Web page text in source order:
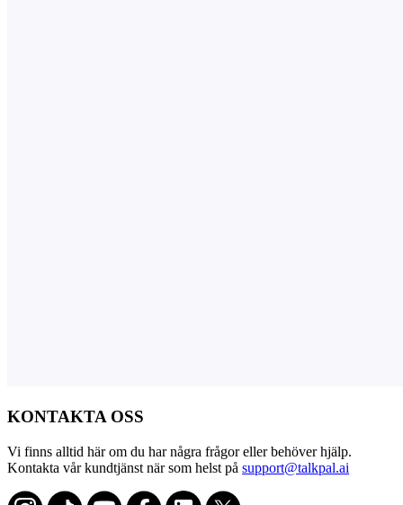
KONTAKTA OSS
Vi finns alltid här om du har några frågor eller behöver hjälp.
Kontakta vår kundtjänst när som helst på support@talkpal.ai